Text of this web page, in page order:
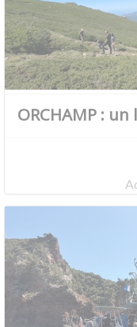
ORCHAMP :